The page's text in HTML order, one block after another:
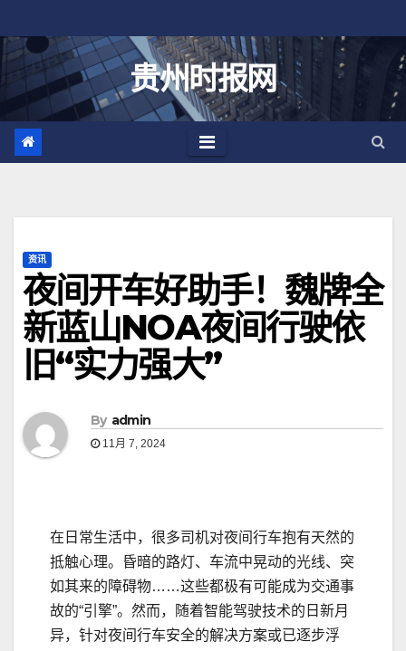
至
贵州时报网
资讯
夜间开车好助手！魏牌全
新蓝山NOA夜间行驶依
旧“实力强大”
By admin
11月 7, 2024
在日常生活中，很多司机对夜间行车抱有天然的
抵触心理。昏暗的路灯、车流中晃动的光线、突
如其来的障碍物……这些都极有可能成为交通事
故的“引擎”。然而，随着智能驾驶技术的日新月
异，针对夜间行车安全的解决方案或已逐步浮